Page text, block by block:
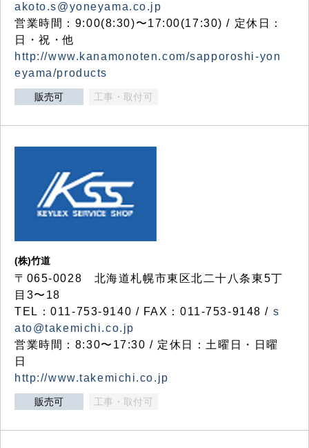
akoto.s@yoneyama.co.jp
営業時間：9:00(8:30)〜17:00(17:30) / 定休日：
日・祝・他
http://www.kanamonoten.com/sapporoshi-yon
eyama/products
販売可 工事・取付可
(株)竹道
〒065-0028 北海道札幌市東区北二十八条東5丁
目3〜18
TEL：011-753-9140 / FAX：011-753-9148 / s
ato@takemichi.co.jp
営業時間：8:30〜17:30 / 定休日：土曜日・日曜
日
http://www.takemichi.co.jp
販売可 工事・取付可